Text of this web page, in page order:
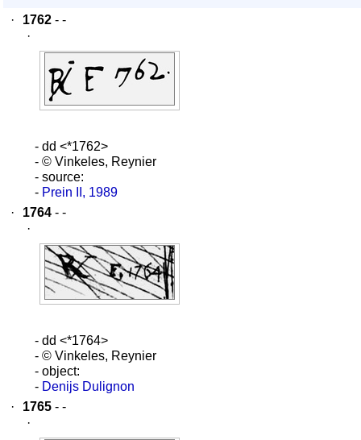
·
1762 - -
·
- dd <*1762>
- © Vinkeles, Reynier
- source:
- Prein II, 1989
·
1764 - -
·
- dd <*1764>
- © Vinkeles, Reynier
- object:
- Denijs Dulignon
·
1765 - -
·